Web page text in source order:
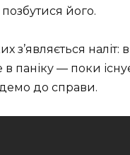
його.
з’являється наліт:
паніку — поки
до справи.